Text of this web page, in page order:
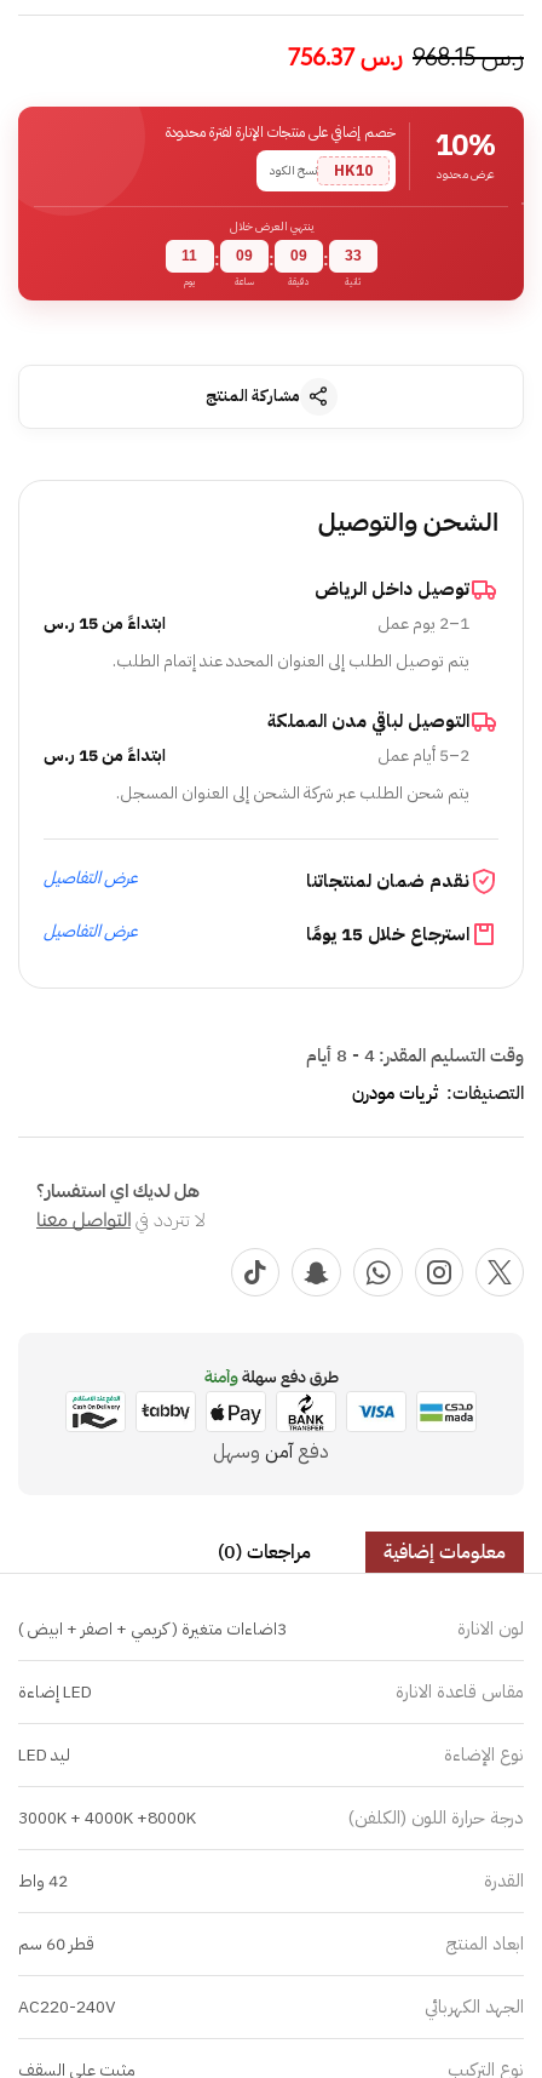
ر.س968.15 ر.س756.37
10%
عرض محدود
خصم إضافي على منتجات الإنارة لفترة محدودة
HK10
نسخ الكود
ينتهي العرض خلال
11
يوم
: 09
ساعة
: 09
دقيقة
: 32
ثانية
مشاركة المنتج
الشحن والتوصيل
توصيل داخل الرياض
1–2 يوم عمل
ابتداءً من 15 ر.س
يتم توصيل الطلب إلى العنوان المحدد عند إتمام الطلب.
التوصيل لباقي مدن المملكة
2–5 أيام عمل
ابتداءً من 15 ر.س
يتم شحن الطلب عبر شركة الشحن إلى العنوان المسجل.
نقدم ضمان لمنتجاتنا عرض التفاصيل
استرجاع خلال 15 يومًا عرض التفاصيل
وقت التسليم المقدر:4 - 8 أيام
التصنيفات: ثريات مودرن
هل لديك اي استفسار؟
لا تتردد فيالتواصل معنا
طرق دفع سهلةوآمنة
دفعآمن وسهل
معلومات إضافية مراجعات (0)
لون الانارة 3اضاءات متغيرة ( كريمي + اصفر + ابيض )
مقاس قاعدة الانارة LED إضاءة
نوع الإضاءة ليد LED
درجة حرارة اللون (الكلفن) 3000K + 4000K +8000K
القدرة 42 واط
ابعاد المنتج قطر 60 سم
الجهد الكهربائي AC220-240V
نوع التركيب مثبت على السقف